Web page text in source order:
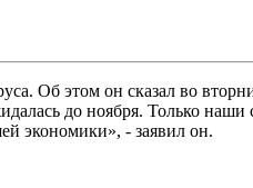
Об этом он сказал во
до ноября. Только
экономики», - заявил он.